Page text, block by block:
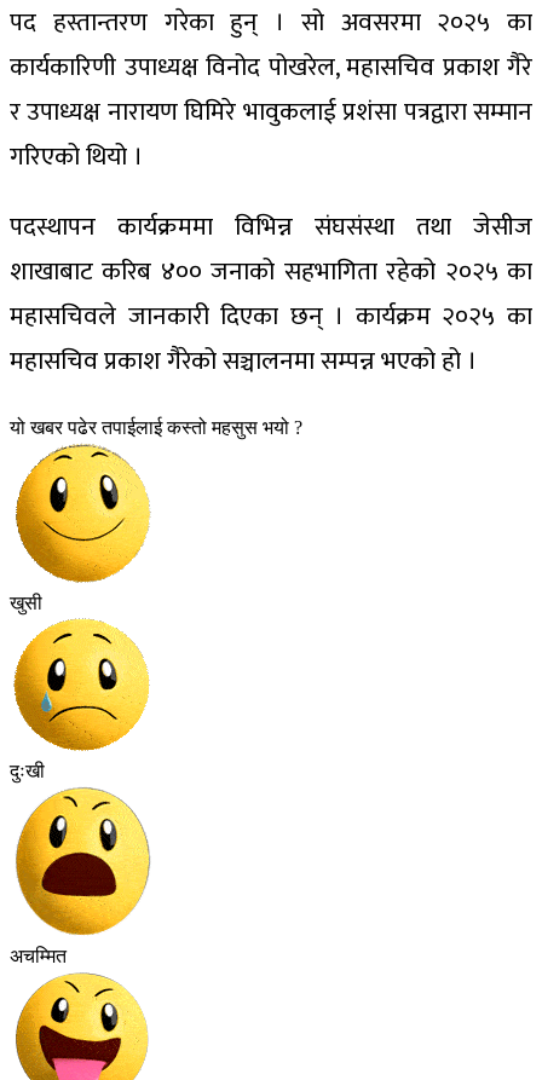
पद हस्तान्तरण गरेका हुन् । सो अवसरमा २०२५ का
कार्यकारिणी उपाध्यक्ष विनोद पोखरेल, महासचिव प्रकाश गैरे
र उपाध्यक्ष नारायण घिमिरे भावुकलाई प्रशंसा पत्रद्वारा सम्मान
गरिएको थियो ।
पदस्थापन कार्यक्रममा विभिन्न संघसंस्था तथा जेसीज
शाखाबाट करिब ४०० जनाको सहभागिता रहेको २०२५ का
महासचिवले जानकारी दिएका छन् । कार्यक्रम २०२५ का
महासचिव प्रकाश गैरेको सञ्चालनमा सम्पन्न भएको हो ।
यो खबर पढेर तपाईलाई कस्तो महसुस भयो ?
खुसी
दुःखी
अचम्मित